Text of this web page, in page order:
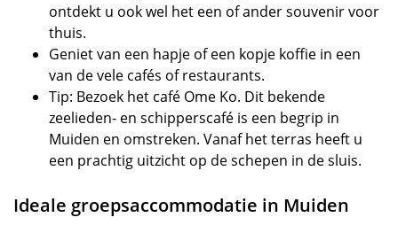
ontdekt u ook wel het een of ander souvenir voor
thuis.
Geniet van een hapje of een kopje koffie in een
van de vele cafés of restaurants.
Tip: Bezoek het café Ome Ko. Dit bekende
zeelieden- en schipperscafé is een begrip in
Muiden en omstreken. Vanaf het terras heeft u
een prachtig uitzicht op de schepen in de sluis.
Ideale groepsaccommodatie in Muiden